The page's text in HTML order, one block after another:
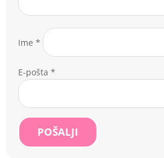
Ime *
E-pošta *
POŠALJI